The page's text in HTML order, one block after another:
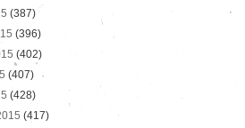
(387)
(396)
(402)
(407)
(428)
(417)